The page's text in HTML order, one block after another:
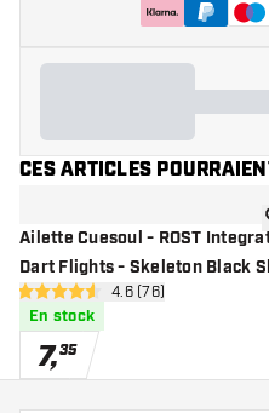
CES ARTICLES
Ailette Cuesoul - ROST
Dart Flights - Skeleton Black
ouvrir le panneau
4.6 étoiles de notation
4.6 (76)
En stock
7,35